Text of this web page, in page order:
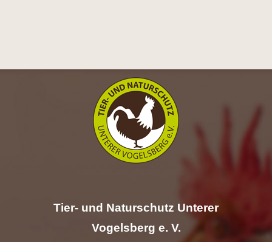
Tier- und Naturschutz Unterer
Vogelsberg e. V.